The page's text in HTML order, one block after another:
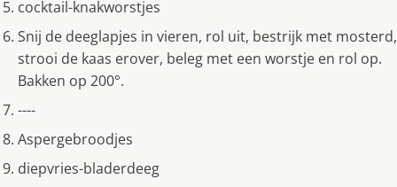
cocktail-knakworstjes
Snij de deeglapjes in vieren, rol uit, bestrijk met mosterd,
strooi de kaas erover, beleg met een worstje en rol op.
Bakken op 200°.
----
Aspergebroodjes
diepvries-bladerdeeg